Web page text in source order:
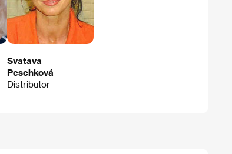
Svatava
Peschková
Distributor